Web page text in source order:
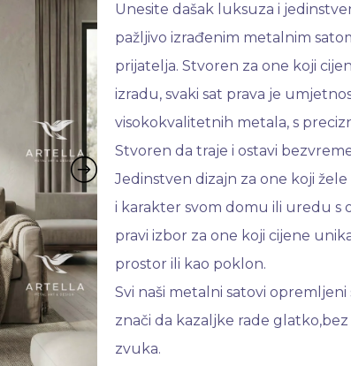
Unesite dašak luksuza i
pažljivo izrađenim metalnim
prijatelja. Stvoren za one koji
izradu, svaki sat prava je
visokokvalitetnih metala, s
Stvoren da traje i ostavi
Jedinstven dizajn za one koji
i karakter svom domu ili uredu s
pravi izbor za one koji cijene
prostor ili kao poklon.
Svi naši metalni satovi
znači da kazaljke rade
zvuka.